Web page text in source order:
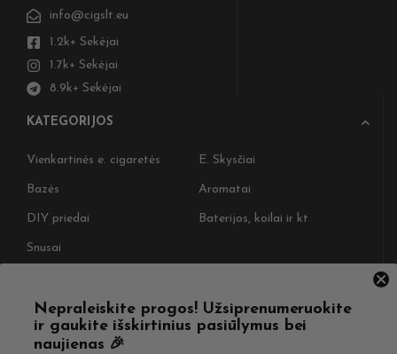
info@cigslt.eu
1.2k+ Sekėjai
1.7k+ Sekėjai
8.9k+ Sekėjai
KATEGORIJOS
Vienkartinės e. cigaretės E. Skysčiai
Bazės Aromatai
DIY priedai Baterijos, koilai ir kt
Snusai
Pristatymas Taisyklės & Nuostatos
Nepraleiskite progos! Užsiprenumeruokite
ir gaukite išskirtinius pasiūlymus bei
naujienas 🎉